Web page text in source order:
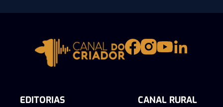
EDITORIAS CANAL RURAL